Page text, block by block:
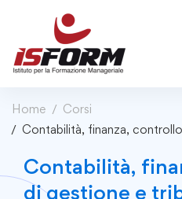
Home
Corsi
Contabilità, finanza,
Contabilità,
di gestione e